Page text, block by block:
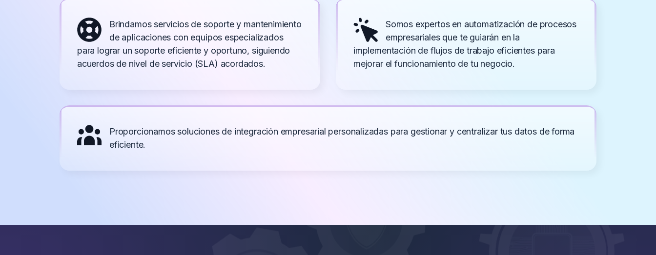
Brindamos servicios de soporte y mantenimiento
de aplicaciones con equipos especializados
para lograr un soporte eficiente y oportuno, siguiendo
acuerdos de nivel de servicio (SLA) acordados.
Somos expertos en automatización de procesos
empresariales que te guiarán en la
implementación de flujos de trabajo eficientes para
mejorar el funcionamiento de tu negocio.
Proporcionamos soluciones de integración empresarial personalizadas para gestionar y centralizar tus datos de forma
eficiente.